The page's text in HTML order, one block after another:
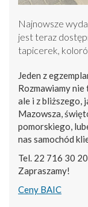
Najnowsze
jest teraz
tapicerek,
Jeden z
Rozmawiamy
ale i z bliższego,
Mazowsza,
pomorskiego,
nas samochód
Tel. 22 716 30
Zapraszamy!
Ceny BAIC